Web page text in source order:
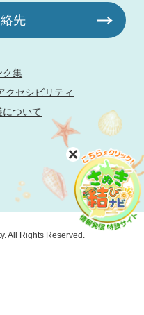
先
ク集
クセシビリティ
ついて
All Rights Reserved.